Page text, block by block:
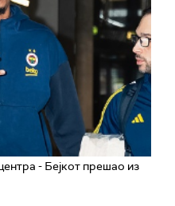
- Бејкот прешао из